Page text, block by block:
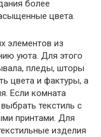
более
цвета.
элементов из
уюта. Для этого
пледы, шторы
цвета и фактуры, а
Если комната
текстиль с
принтами. Для
изделия